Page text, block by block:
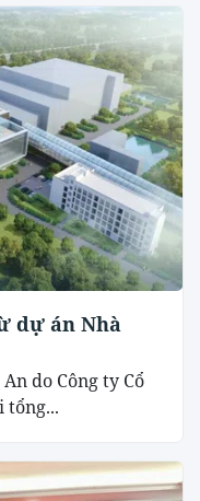
dự án Nhà
do Công ty Cổ
tổng...